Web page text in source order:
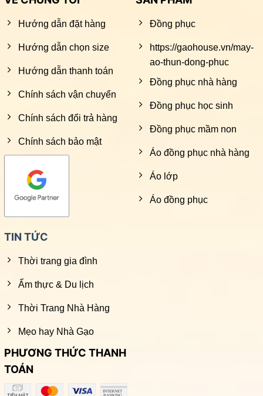
Hướng dẫn đặt hàng
Hướng dẫn chọn size
Hướng dẫn thanh toán
Chính sách vận chuyển
Chính sách đổi trả hàng
Chính sách bảo mật
Đồng phục
https://gaohouse.vn/may-
ao-thun-dong-phuc
Đồng phục nhà hàng
Đồng phục học sinh
Đồng phục mầm non
Áo đồng phục nhà hàng
Áo lớp
Áo đồng phục
TIN TỨC
Thời trang gia đình
Ẩm thực & Du lịch
Thời Trang Nhà Hàng
Mẹo hay Nhà Gạo
PHƯƠNG THỨC THANH
TOÁN